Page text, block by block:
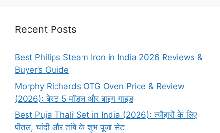
Recent Posts
Best Philips Steam Iron in India 2026 Reviews &
Buyer’s Guide
Morphy Richards OTG Oven Price & Review
(2026): बेस्ट 5 मॉडल और बाइंग गाइड
Best Puja Thali Set in India (2026): त्यौहारों के लिए
पीतल, चांदी और तांबे के शुभ पूजा सेट